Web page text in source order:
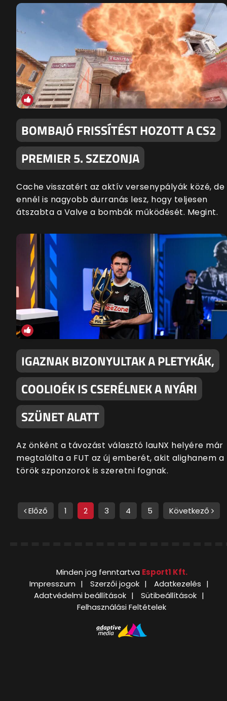
BOMBAJÓ FRISSÍTÉST HOZOTT A CS2
PREMIER 5. SZEZONJA
Cache visszatért az aktív versenypályák közé, de
ennél is nagyobb durranás lesz, hogy teljesen
átszabta a Valve a bombák működését. Megint.
IGAZNAK BIZONYULTAK A PLETYKÁK,
COOLIOÉK IS CSERÉLNEK A NYÁRI
SZÜNET ALATT
Az önként a távozást választó lauNX helyére már
megtalálta a FUT az új emberét, akit alighanem a
török szponzorok is szeretni fognak.
Előző 1 2 3 4 5 Következő
Minden jog fenntartva Esport1 Kft.
Impresszum
Szerzői jogok
Adatkezelés
Adatvédelmi beállítások
Sütibeállítások
Felhasználási Feltételek